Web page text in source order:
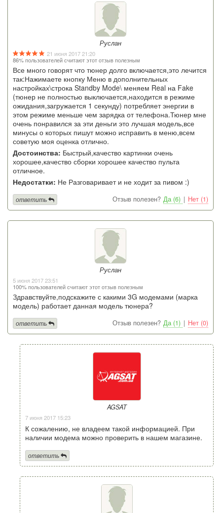
Руслан
21 июня 2017 21:20
86% пользователей считают этот отзыв полезным
Все много говорят что тюнер долго включается,это лечится
так:Нажимаете кнопку Меню в дополнительных
настройках\строка Standby Mode\ меняем Real на Fake
(тюнер не полностью выключается,находится в режиме
ожидания,загружается 1 секунду) потребляет энергии в
этом режиме меньше чем зарядка от телефона.Тюнер мне
очень понравился за эти деньги это лучшая модель,все
минусы о которых пишут можно исправить в меню,всем
советую моя оценка отлично.
Достоинства: Быстрый,качество картинки очень
хорошее,качество сборки хорошее качество пульта
отличное.
Недостатки: Не Разговаривает и не ходит за пивом :)
Отзыв полезен? Да (6) | Нет (1)
ответить
Руслан
5 июня 2017 23:51
100% пользователей считают этот отзыв полезным
Здравствуйте,подскажите с какими 3G модемами (марка
модель) работает данная модель тюнера?
Отзыв полезен? Да (1) | Нет (0)
ответить
AGSAT
7 июня 2017 15:23
К сожалению, не владеем такой информацией. При
наличии модема можно проверить в нашем магазине.
ответить